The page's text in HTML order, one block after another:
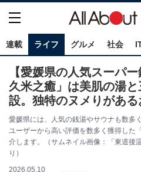
連載 ライフ グルメ 社会
【愛媛県の人気スーパ
久米之癒」は美肌の湯
設。独特のヌメりがあ
愛媛県には、人気の銭湯やサウナも数多
ユーザーから高い評価を数多く獲得した
介します。（サムネイル画像：「東道後
り）
2026.05.10